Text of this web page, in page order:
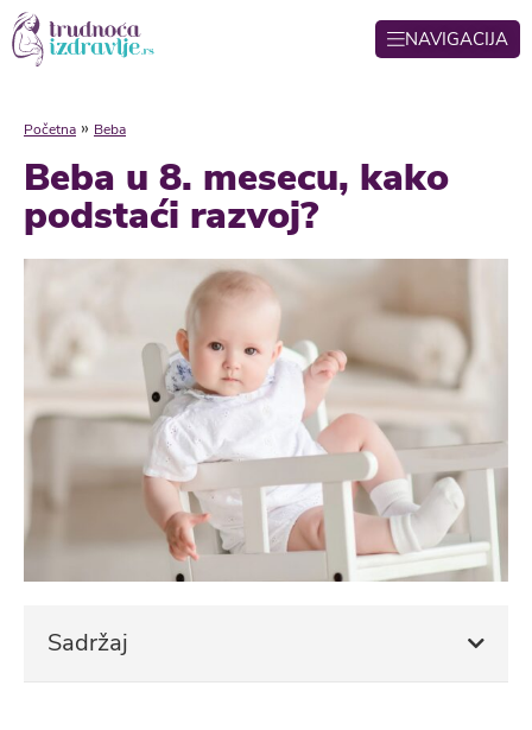
NAVIGACIJA
Početna » Beba
Beba u 8. mesecu, kako
podstaći razvoj?
Sadržaj